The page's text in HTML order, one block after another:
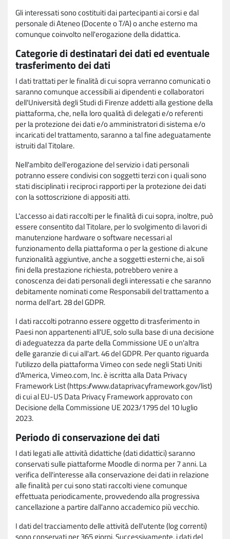
Gli interessati sono costituiti dai partecipanti ai corsi e dal
personale di Ateneo (Docente o T/A) o anche esterno ma
comunque coinvolto nell'erogazione della didattica.
Categorie di destinatari dei dati ed eventuale
trasferimento dei dati
I dati trattati per le finalità di cui sopra verranno comunicati o
saranno comunque accessibili ai dipendenti e collaboratori
dell'Università degli Studi di Firenze addetti alla gestione della
piattaforma, che, nella loro qualità di delegati e/o referenti
per la protezione dei dati e/o amministratori di sistema e/o
incaricati del trattamento, saranno a tal fine adeguatamente
istruiti dal Titolare.
Nell'ambito dell'erogazione del servizio i dati personali
potranno essere condivisi con soggetti terzi con i quali sono
stati disciplinati i reciproci rapporti per la protezione dei dati
con la sottoscrizione di appositi atti.
L'accesso ai dati raccolti per le finalità di cui sopra, inoltre, può
essere consentito dal Titolare, per lo svolgimento di lavori di
manutenzione hardware o software necessari al
funzionamento della piattaforma o per la gestione di alcune
funzionalità aggiuntive, anche a soggetti esterni che, ai soli
fini della prestazione richiesta, potrebbero venire a
conoscenza dei dati personali degli interessati e che saranno
debitamente nominati come Responsabili del trattamento a
norma dell'art. 28 del GDPR.
I dati raccolti potranno essere oggetto di trasferimento in
Paesi non appartenenti all'UE, solo sulla base di una decisione
di adeguatezza da parte della Commissione UE o un'altra
delle garanzie di cui all'art. 46 del GDPR. Per quanto riguarda
l'utilizzo della piattaforma Vimeo con sede negli Stati Uniti
d'America, Vimeo.com, Inc. è iscritta alla Data Privacy
Framework List (https://www.dataprivacyframework.gov/list)
di cui al EU-US Data Privacy Framework approvato con
Decisione della Commissione UE 2023/1795 del 10 luglio
2023.
Periodo di conservazione dei dati
I dati legati alle attività didattiche (dati didattici) saranno
conservati sulle piattaforme Moodle di norma per 7 anni. La
verifica dell'interesse alla conservazione dei dati in relazione
alle finalità per cui sono stati raccolti viene comunque
effettuata periodicamente, provvedendo alla progressiva
cancellazione a partire dall'anno accademico più vecchio.
I dati del tracciamento delle attività dell'utente (log correnti)
sono conservati per 365 giorni. Successivamente, i dati del